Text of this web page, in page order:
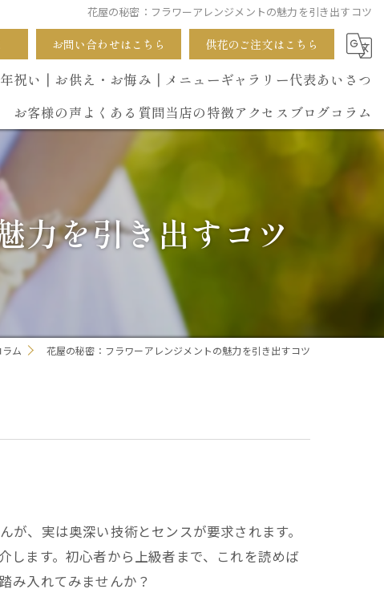
花屋の秘密：フラワーアレンジメントの魅力を引き出すコツ
お問い合わせはこちら 供花のご注文はこちら
祝い ┃お供え・お悔み ┃メニューギャラリー代表あいさつ
お客様の声 よくある質問当店の特徴
イベント
誕生日
アクセス ブログコラム
力を引き出すコツ
ラム 花屋の秘密：フラワーアレンジメントの魅力を引き出すコツ
、実は奥深い技術とセンスが要求されます。
します。初心者から上級者まで、これを読めば
み入れてみませんか？